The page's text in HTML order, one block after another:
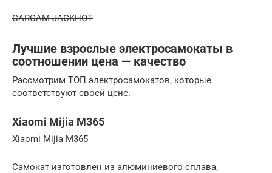
CARCAM JACKHOT
Лучшие взрослые электросамокаты в
соотношении цена — качество
Рассмотрим ТОП электросамокатов, которые
соответствуют своей цене.
Xiaomi Mijia M365
Xiaomi Mijia M365
Самокат изготовлен из алюминиевого сплава,